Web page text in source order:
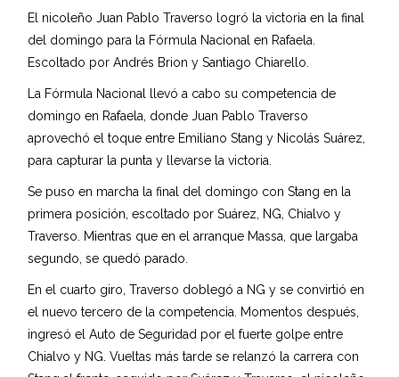
El nicoleño Juan Pablo Traverso logró la victoria en la final
del domingo para la Fórmula Nacional en Rafaela.
Escoltado por Andrés Brion y Santiago Chiarello.
La Fórmula Nacional llevó a cabo su competencia de
domingo en Rafaela, donde Juan Pablo Traverso
aprovechó el toque entre Emiliano Stang y Nicolás Suárez,
para capturar la punta y llevarse la victoria.
Se puso en marcha la final del domingo con Stang en la
primera posición, escoltado por Suárez, NG, Chialvo y
Traverso. Mientras que en el arranque Massa, que largaba
segundo, se quedó parado.
En el cuarto giro, Traverso doblegó a NG y se convirtió en
el nuevo tercero de la competencia. Momentos después,
ingresó el Auto de Seguridad por el fuerte golpe entre
Chialvo y NG. Vueltas más tarde se relanzó la carrera con